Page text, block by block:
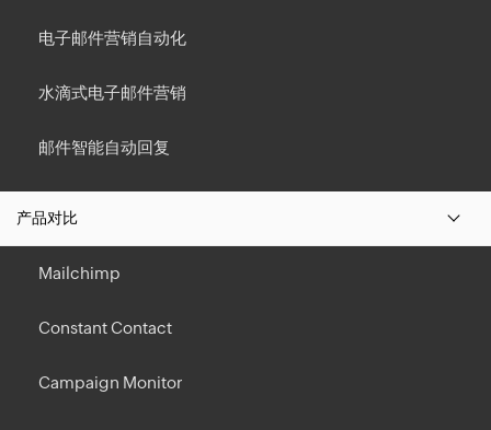
电子邮件营销自动化
水滴式电子邮件营销
邮件智能自动回复
产品对比
Mailchimp
Constant Contact
Campaign Monitor